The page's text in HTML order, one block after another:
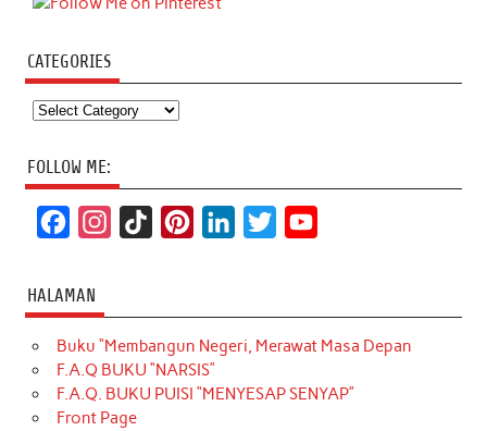
CATEGORIES
Categories
FOLLOW ME:
c
e
b
o
o
t
a
g
r
T
o
k
t
e
r
k
e
d
t
t
e
T
u
b
HALAMAN
Buku “Membangun Negeri, Merawat Masa Depan
F.A.Q BUKU “NARSIS”
F.A.Q. BUKU PUISI “MENYESAP SENYAP”
Front Page